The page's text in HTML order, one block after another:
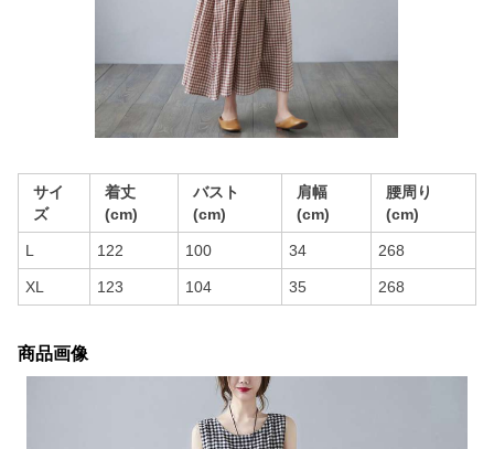
サイ
ズ
着丈
(cm)
バスト
(cm)
肩幅
(cm)
腰周り
(cm)
L 122 100 34 268
XL 123 104 35 268
商品画像